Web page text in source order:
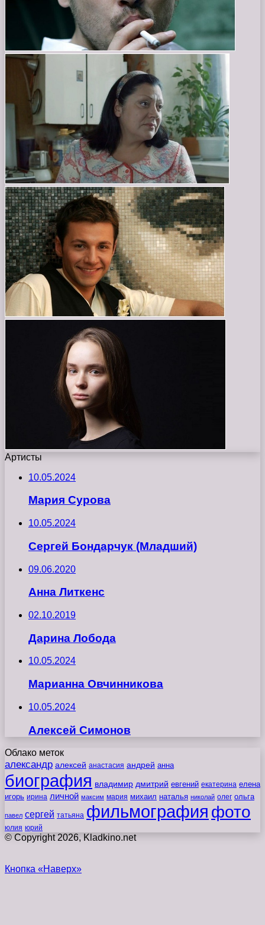
Артисты
10.05.2024
Мария Сурова
10.05.2024
Сергей Бондарчук (Младший)
09.06.2020
Анна Литкенс
02.10.2019
Дарина Лобода
10.05.2024
Марианна Овчинникова
10.05.2024
Алексей Симонов
Облако меток
александр алексей анастасия андрей анна
биография владимир дмитрий евгений екатерина елена
игорь ирина личной максим мария михаил наталья николай олег ольга
павел сергей татьяна фильмография фото
юлия юрий
© Copyright 2026, Kladkino.net
Кнопка «Наверх»